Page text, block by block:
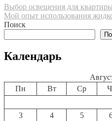
Навигация
по
Выбор освещения для квартиры
Мой опыт использования
Поиск
Календарь
Пн
Вт Ср
3
4 5